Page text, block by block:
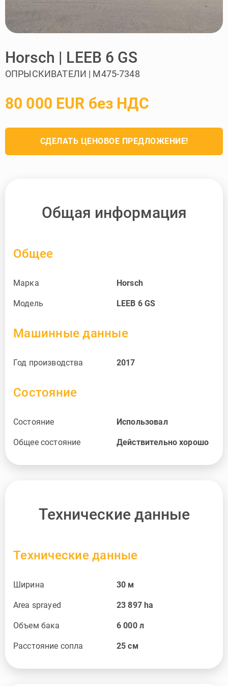
Horsch | LEEB 6 GS
ОПРЫСКИВАТЕЛИ | M475-7348
80 000 EUR без НДС
СДЕЛАТЬ ЦЕНОВОЕ ПРЕДЛОЖЕНИЕ!
Общая информация
Общее
Марка Horsch
Модель LEEB 6 GS
Машинные данные
Год производства 2017
Состояние
Состояние Использовал
Общее состояние Действительно хорошо
Технические данные
Технические данные
Ширина 30 м
Area sprayed 23 897ha
Объем бака 6 000 л
Расстояние сопла 25см